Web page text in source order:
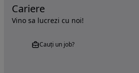
Cariere
Vino sa lucrezi cu noi!
Cauți un job?